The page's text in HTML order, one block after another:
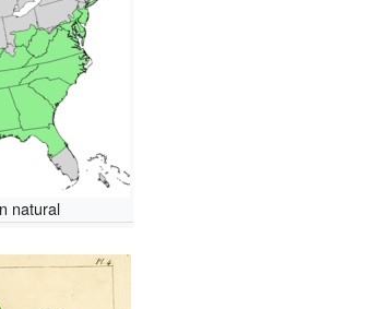
natural